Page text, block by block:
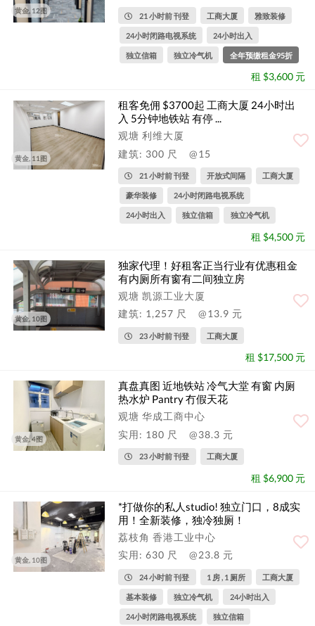
黄金, 12图
21 小时前 刊登 工商大厦 雅致装修
24小时闭路电视系统 24小时出入
独立信箱 独立冷气机 全年预缴租金95折
租 $3,600 元
黄金, 11图
租客免佣 $3700起 工商大厦 24小时出
入 5分钟地铁站 有停 ...
观塘 利维大厦
建筑: 300 尺
@15
21 小时前 刊登 开放式间隔 工商大厦
豪华装修 24小时闭路电视系统
24小时出入 独立信箱 独立冷气机
租 $4,500 元
黄金, 10图
独家代理！好租客正当行业有优惠租金
有内厕所有窗有二间独立房
观塘 凯源工业大厦
建筑: 1,257 尺
@13.9 元
23 小时前 刊登 工商大厦
租 $17,500 元
黄金, 4图
真盘真图 近地铁站 冷气大堂 有窗 内厕
热水炉 Pantry 冇假天花
观塘 华成工商中心
实用: 180 尺
@38.3 元
23 小时前 刊登 工商大厦
租 $6,900 元
黄金, 10图
*打做你的私人studio! 独立门口，8成实
用！全新装修，独冷独厕！
荔枝角 香港工业中心
实用: 630 尺
@23.8 元
24 小时前 刊登 1 房 , 1 厕所 工商大厦
基本装修 独立冷气机 24小时出入
24小时闭路电视系统 独立信箱